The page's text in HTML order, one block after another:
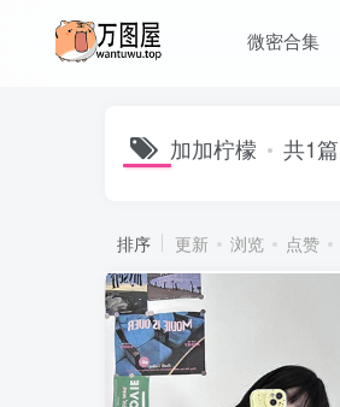
微密合集
加加柠檬 共1篇
排序 更新 浏览 点赞